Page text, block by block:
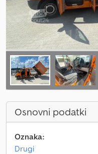
Osnovni podatki
Oznaka:
Drugi